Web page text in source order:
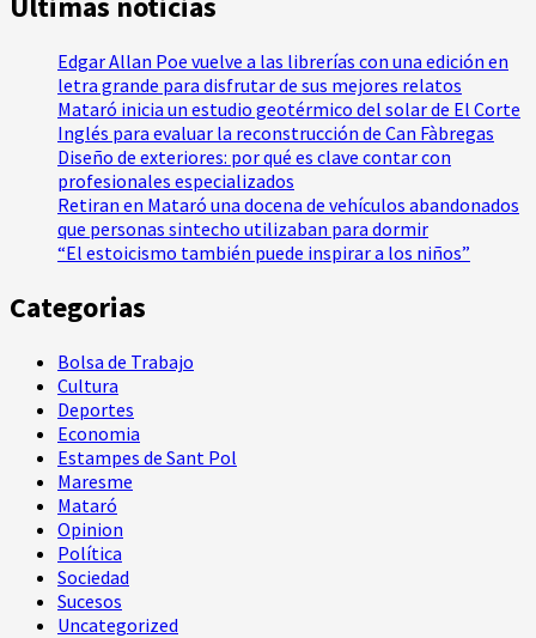
Edgar Allan Poe vuelve a las librerías con una edición en
letra grande para disfrutar de sus mejores relatos
Mataró inicia un estudio geotérmico del solar de El Corte
Inglés para evaluar la reconstrucción de Can Fàbregas
Diseño de exteriores: por qué es clave contar con
profesionales especializados
Retiran en Mataró una docena de vehículos abandonados
que personas sintecho utilizaban para dormir
“El estoicismo también puede inspirar a los niños”
Categorias
Bolsa de Trabajo
Cultura
Deportes
Economia
Estampes de Sant Pol
Maresme
Mataró
Opinion
Política
Sociedad
Sucesos
Uncategorized